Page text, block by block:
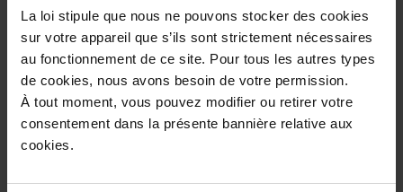
La loi stipule que nous ne pouvons stocker des cookies
sur votre appareil que s’ils sont strictement nécessaires
au fonctionnement de ce site. Pour tous les autres types
de cookies, nous avons besoin de votre permission.
À tout moment, vous pouvez modifier ou retirer votre
consentement dans la présente bannière relative aux
cookies.
Conseil d'utilisation
Caractéristiques